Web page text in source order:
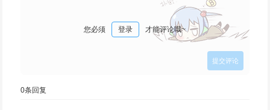
您必须 登录 才能评论哦~
0条回复